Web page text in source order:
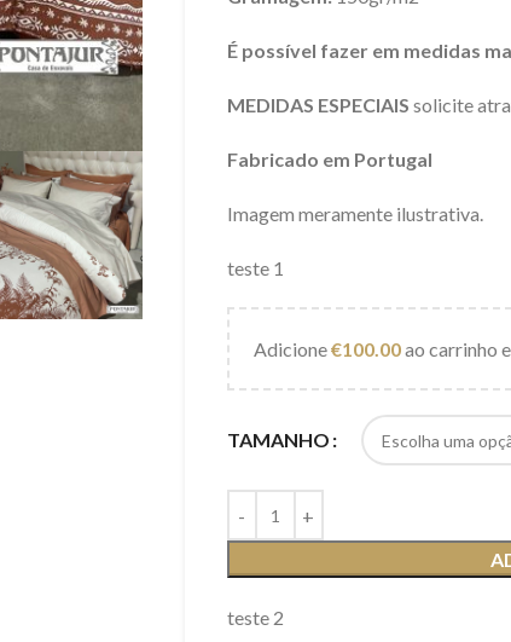
É possível fazer em medidas
MEDIDAS ESPECIAIS solicite
Fabricado em Portugal
Imagem meramente ilustrativa.
teste 1
Adicione€100.00ao carrinho
TAMANHO
teste 2